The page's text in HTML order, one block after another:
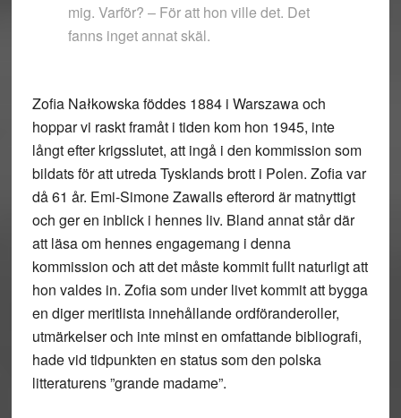
mig. Varför? – För att hon ville det. Det
fanns inget annat skäl.
Zofia Nałkowskaföddes 1884 i Warszawa och
hoppar vi raskt framåt i tiden kom hon 1945, inte
långt efter krigsslutet, att ingå i den kommission som
bildats för att utreda Tysklands brott i Polen. Zofia var
då 61 år. Emi-Simone Zawalls efterord är matnyttigt
och ger en inblick i hennes liv. Bland annat står där
att läsa om hennes engagemang i denna
kommission och att det måste kommit fullt naturligt att
hon valdes in. Zofia som under livet kommit att bygga
en diger meritlista innehållande ordföranderoller,
utmärkelser och inte minst en omfattande bibliografi,
hade vid tidpunkten en status som den polska
litteraturens ”grande madame”.